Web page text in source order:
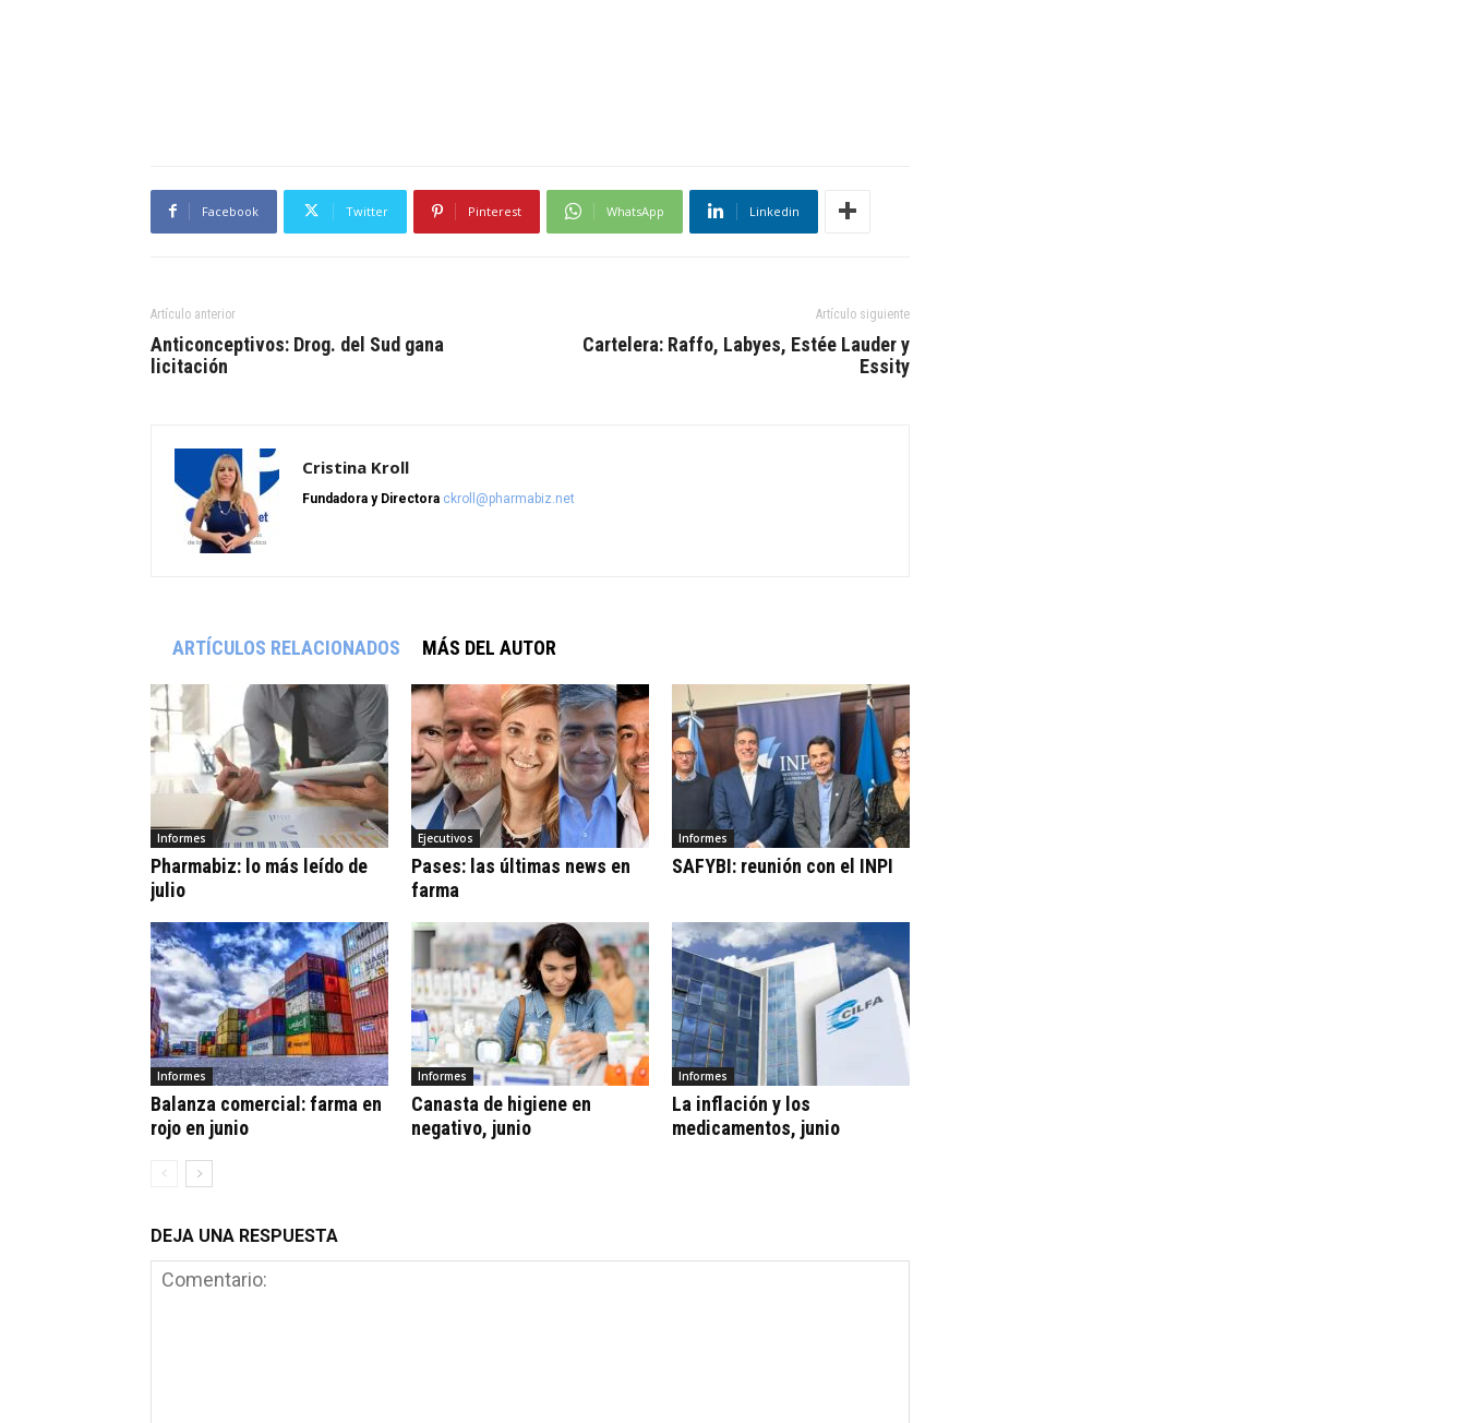
Facebook Twitter Pinterest WhatsApp Linkedin
Artículo anterior
Anticonceptivos: Drog. del Sud gana
licitación
Artículo siguiente
Cartelera: Raffo, Labyes, Estée Lauder y
Essity
Cristina Kroll
Fundadora y Directora ckroll@pharmabiz.net
ARTÍCULOS RELACIONADOS MÁS DEL AUTOR
Informes
Pharmabiz: lo más leído de
julio
Ejecutivos
Pases: las últimas news en
farma
Informes
SAFYBI: reunión con el INPI
Informes
Balanza comercial: farma en
rojo en junio
Informes
Canasta de higiene en
negativo, junio
Informes
La inflación y los
medicamentos, junio
DEJA UNA RESPUESTA